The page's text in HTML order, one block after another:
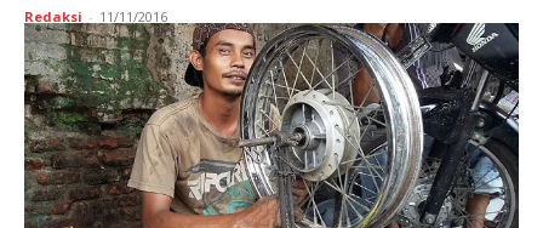
Redaksi - 11/11/2016